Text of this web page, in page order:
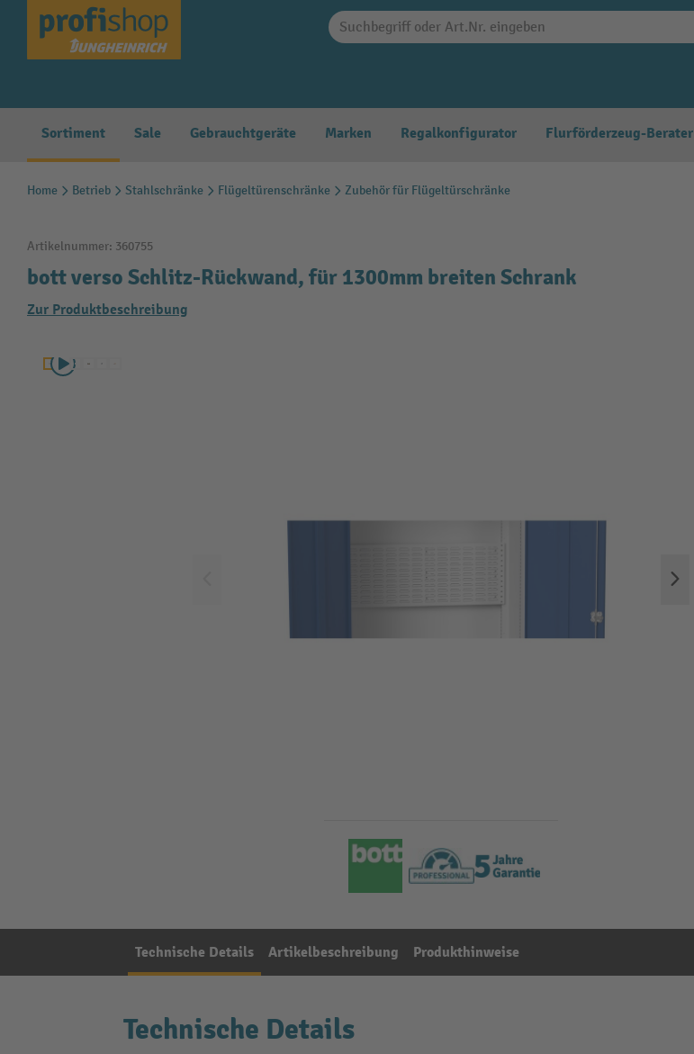
Zur Hauptnavigation springen
Sortiment Sale Gebrauchtgeräte Marken Regalkonfigurator Flurförderzeug-Berater
Home Betrieb Stahlschränke Flügeltürenschränke Zubehör für Flügeltürschränke
Artikelnummer: 360755
bott verso Schlitz-Rückwand, für 1300mm breiten Schrank
Zur Produktbeschreibung
Technische Details Artikelbeschreibung Produkthinweise
Technische Details